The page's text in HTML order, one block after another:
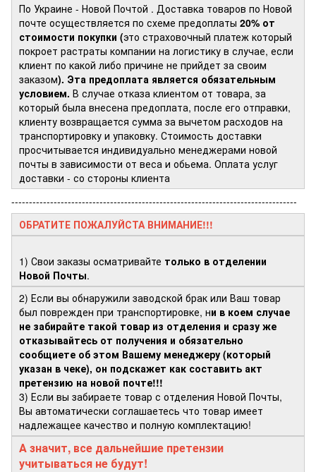
По Украине - Новой Почтой . Доставка товаров по Новой
почте осуществляется по схеме предоплаты 20% от
стоимости покупки (это страховочный платеж который
покроет растраты компании на логистику в случае, если
клиент по какой либо причине не прийдет за своим
заказом). Эта предоплата является обязательным
условием. В случае отказа клиентом от товара, за
который была внесена предоплата, после его отправки,
клиенту возвращается сумма за вычетом расходов на
транспортировку и упаковку. Стоимость доставки
просчитывается индивидуально менеджерами новой
почты в зависимости от веса и обьема. Оплата услуг
доставки - со стороны клиента
---------------------------------------------------------------------------------
ОБРАТИТЕ ПОЖАЛУЙСТА ВНИМАНИЕ!!!
1) Свои заказы осматривайте только в отделении
Новой Почты.
2) Если вы обнаружили заводской брак или Ваш товар
был поврежден при транспортировке, ни в коем случае
не забирайте такой товар из отделения и сразу же
отказывайтесь от получения и обязательно
сообщиете об этом Вашему менеджеру (который
указан в чеке), он подскажет как составить акт
претензию на новой почте!!!
3) Если вы забираете товар с отделения Новой Почты,
Вы автоматически соглашаетесь что товар имеет
надлежащее качество и полную комплектацию!
А значит, все дальнейшие претензии
учитываться не будут!